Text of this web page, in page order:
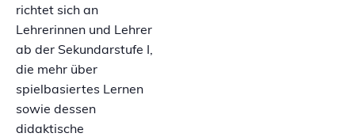
richtet sich an
Lehrerinnen und Lehrer
ab der Sekundarstufe I,
die mehr über
spielbasiertes Lernen
sowie dessen
didaktische